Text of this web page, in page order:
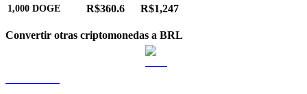
1,000 DOGE R$360.6 R$1,247
Convertir otras criptomonedas a BRL